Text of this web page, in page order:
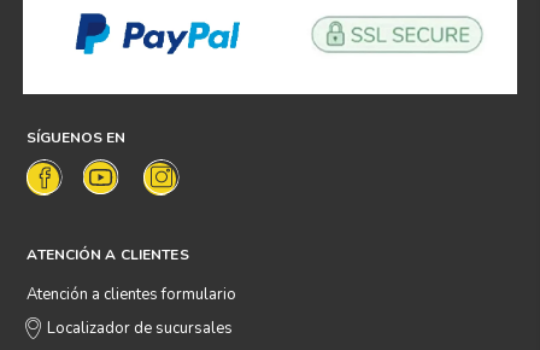
SÍGUENOS EN
ATENCIÓN A CLIENTES
Atención a clientes formulario
Localizador de sucursales